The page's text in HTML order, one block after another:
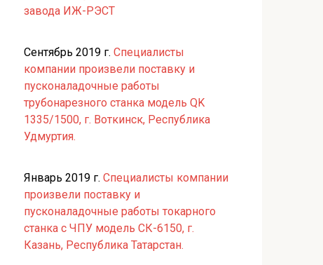
завода ИЖ-РЭСТ
Сентябрь 2019 г. Специалисты
компании произвели поставку и
пусконаладочные работы
трубонарезного станка модель QK
1335/1500, г. Воткинск, Республика
Удмуртия.
Январь 2019 г. Специалисты компании
произвели поставку и
пусконаладочные работы токарного
станка с ЧПУ модель СК-6150, г.
Казань, Республика Татарстан.